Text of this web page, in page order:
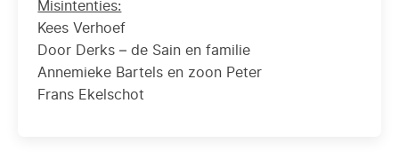
Misintenties:
Kees Verhoef
Door Derks – de Sain en familie
Annemieke Bartels en zoon Peter
Frans Ekelschot